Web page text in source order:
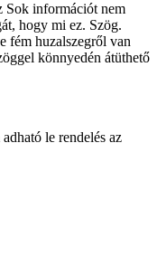
Sok információt nem
hogy mi ez. Szög.
fém huzalszegről van
könnyedén átüthető
le rendelés az